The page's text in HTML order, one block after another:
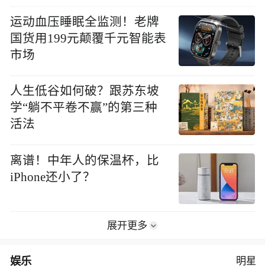
运动血压睡眠全监测！老牌
国货用199元颠覆千元智能表
市场
人生低谷如何破？跟苏东坡
学“躺不平卷不赢”的第三种
活法
离谱！中年人的保温杯，比
iPhone还小了？
展开更多
娱乐 明星